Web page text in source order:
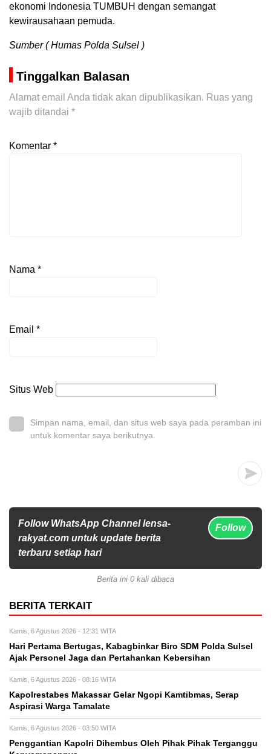
ekonomi Indonesia TUMBUH dengan semangat
kewirausahaan pemuda.
Sumber ( Humas Polda Sulsel )
Tinggalkan Balasan
Alamat email Anda tidak akan dipublikasikan. Ruas yang
wajib ditandai *
Komentar *
Nama *
Email *
Situs Web
Simpan nama, email, dan situs web saya pada peramban ini
untuk komentar saya berikutnya.
Follow WhatsApp Channel lensa-
rakyat.com untuk update berita
terbaru setiap hari
Follow
Berita ini 0 kali dibaca
BERITA TERKAIT
Kamis, 6 Agustus 2026 - 12:31 WITA
Hari Pertama Bertugas, Kabagbinkar Biro SDM Polda Sulsel
Ajak Personel Jaga dan Pertahankan Kebersihan
Kamis, 6 Agustus 2026 - 08:16 WITA
Kapolrestabes Makassar Gelar Ngopi Kamtibmas, Serap
Aspirasi Warga Tamalate
Kamis, 6 Agustus 2026 - 03:50 WITA
Penggantian Kapolri Dihembus Oleh Pihak Pihak Terganggu